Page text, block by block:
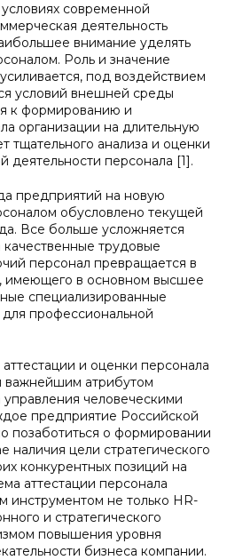
современной
деятельность
внимание уделять
Роль и значение
под воздействием
условий внешней среды
к формированию и
организации на длительную
тщательного анализа и оценки
деятельности персонала [1].
предприятий на новую
обусловлено текущей
Все больше усложняется
трудовые
персонал превращается в
имеющего в основном высшее
специализированные
профессиональной
и оценки персонала
важнейшим атрибутом
человеческими
предприятие Российской
позаботиться о формировании
наличия цели стратегического
конкурентных позиций на
аттестации персонала
инструментом не только HR-
и стратегического
повышения уровня
бизнеса компании.